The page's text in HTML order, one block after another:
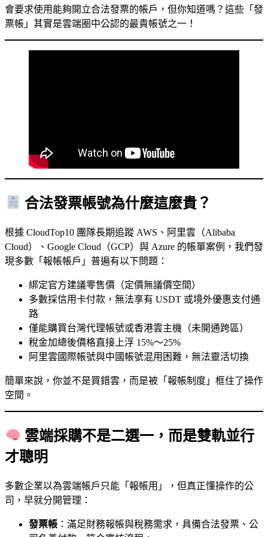
會要求使用能夠開立合法發票的帳戶，但你知道嗎？這些「發
票帳」其實是雲端圈中公認的最貴帳號之一！
合法發票帳號為什麼這麼貴？
根據 CloudTop10 團隊長期追蹤 AWS、阿里雲（Alibaba
Cloud）、Google Cloud（GCP）與 Azure 的帳單案例，我們發
現多數「報帳帳戶」普遍有以下問題：
綁定官方建議零售價（定價無議價空間）
多數採信用卡付款，無法享有 USDT 或境外優惠支付通
路
僅能購買台灣代理帳號或香港雲主機（未開通跨區）
稅金加總後價格直接上浮 15%～25%
阿里雲國際帳號與中國帳號混用困難，無法靈活切換
簡單來說，你並不是買錯雲，而是被「報帳制度」框住了操作
空間。
雲端採購不是二選一，而是雙軌並行
才聰明
多數企業以為雲端帳戶只能「報帳用」，但真正懂操作的公
司，早就分開管理：
發票帳 ：滿足財務報帳與稅務需求，具備合法發票、公